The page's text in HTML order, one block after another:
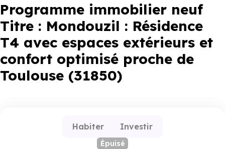
Financer
Programme immobilier neuf
Titre : Mondouzil : Résidence
T4 avec espaces extérieurs et
confort optimisé proche de
Toulouse (31850)
Habiter Investir
Épuisé